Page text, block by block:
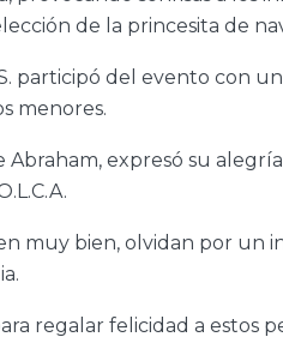
de la princesita de
participó del evento con
menores.
Abraham, expresó su
muy bien, olvidan por un
regalar felicidad a estos